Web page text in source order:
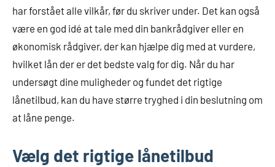
har forstået alle vilkår, før du skriver under. Det kan også
være en god idé at tale med din bankrådgiver eller en
økonomisk rådgiver, der kan hjælpe dig med at vurdere,
hvilket lån der er det bedste valg for dig. Når du har
undersøgt dine muligheder og fundet det rigtige
lånetilbud, kan du have større tryghed i din beslutning om
at låne penge.
Vælg det rigtige lånetilbud